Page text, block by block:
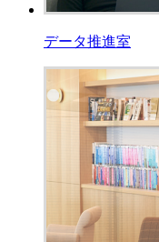
データ推進室